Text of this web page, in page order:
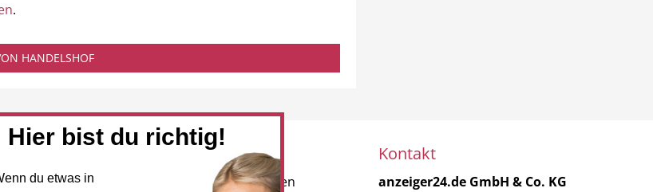
.
HANDELSHOF
Newsletter
Melden Sie sich für unseren
Kontakt
anzeiger24.de GmbH & Co. KG
Hier bist du richtig!
du etwas in